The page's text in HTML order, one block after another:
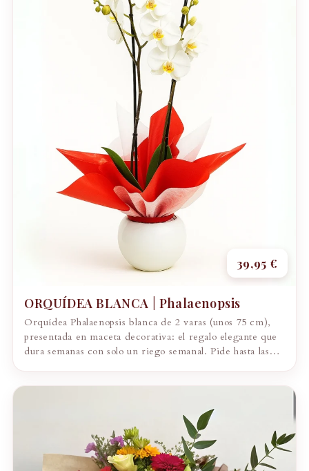
39,95 €
ORQUÍDEA BLANCA | Phalaenopsis
Orquídea Phalaenopsis blanca de 2 varas (unos 75 cm),
presentada en maceta decorativa: el regalo elegante que
dura semanas con solo un riego semanal. Pide hasta las